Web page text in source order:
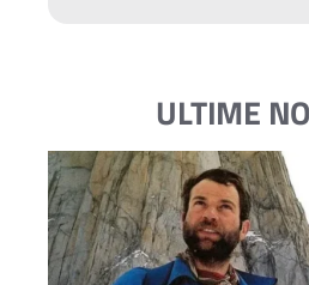
ULTIME